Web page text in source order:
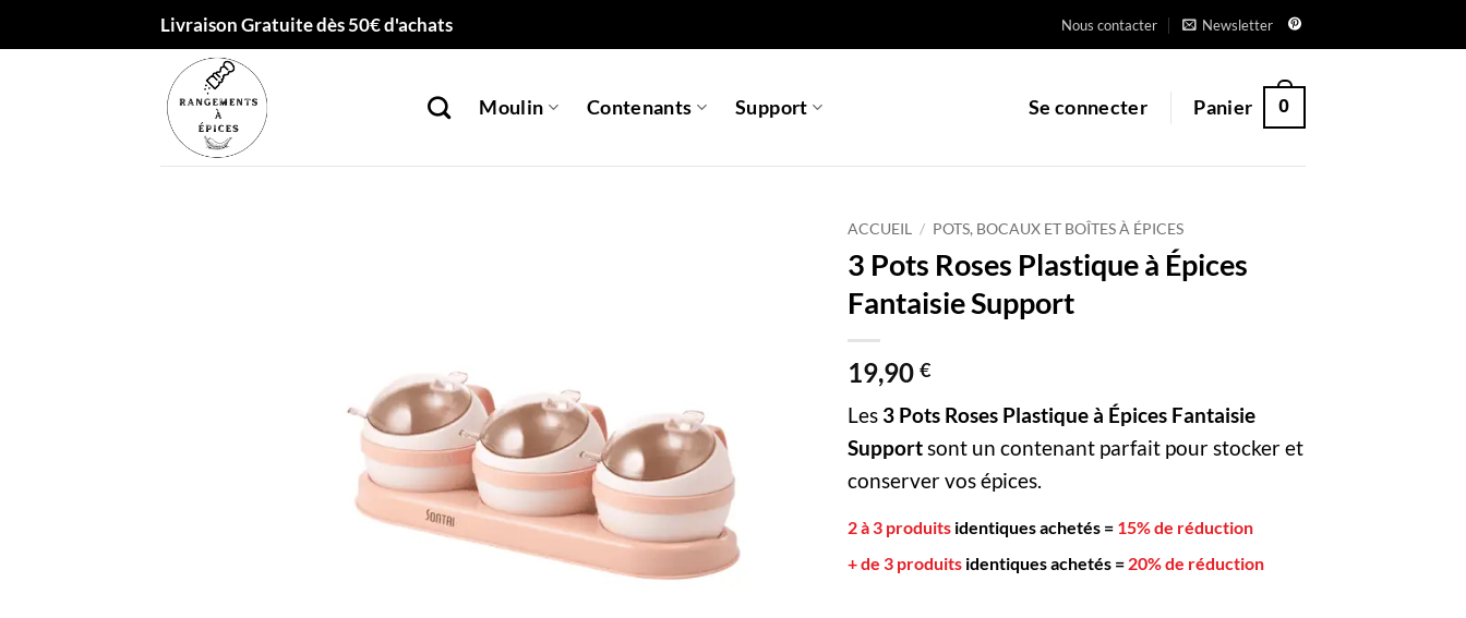
Livraison Gratuite dès 50€ d'achats Nous contacter Newsletter
Moulin Contenants Support Se connecter Panier 0
ACCUEIL / POTS, BOCAUX ET BOÎTES À ÉPICES
3 Pots Roses Plastique à Épices
Fantaisie Support
19,90 €
Les 3 Pots Roses Plastique à Épices Fantaisie
Supportsont un contenant parfait pour stocker et
conserver vos épices.
2 à 3 produits identiques achetés = 15% de réduction
+ de 3 produits identiques achetés = 20% de réduction